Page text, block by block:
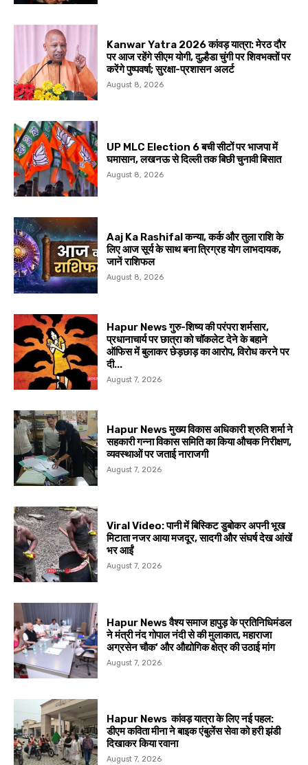
Kanwar Yatra 2026 कांवड़ यात्रा: मेरठ दौर
पर आज रहेंगे सीएम योगी, दुल्हैडा चुंगी पर शिवभक्तों पर
करेंगे पुष्पवर्षा; सुरक्षा-प्रशासन अलर्ट
August 8, 2026
UP MLC Election 6 बची सीटों पर भाजपा में
घमासान, लखनऊ से दिल्ली तक बिछी चुनावी बिसात
August 8, 2026
Aaj Ka Rashifal कन्या, कर्क और तुला राशि के
लिए आज सूर्य के साथ बना त्रिग्रह योग लाभदायक,
जानें राशिफल
August 8, 2026
Hapur News गुरु-शिष्य की परंपरा शर्मसार,
प्रधानाचार्य पर छात्रा को चॉकलेट देने के बहाने
ऑफिस में बुलाकर छेड़छाड़ का आरोप, विरोध करने पर
दी...
August 7, 2026
Hapur News मुख्य विकास अधिकारी श्रुति शर्मा ने
सहकारी गन्ना विकास समिति का किया औचक निरीक्षण,
व्यवस्थाओं पर जताई नाराजगी
August 7, 2026
Viral Video: पानी में बिस्किट डुबोकर अपनी भूख
मिटाता नजर आया मजदूर, सादगी और संघर्ष देख आंखें
भर आईं
August 7, 2026
Hapur News वैश्य समाज हापुड़ के प्रतिनिधिमंडल
ने मंत्री नंद गोपाल नंदी से की मुलाकात, महाराजा
अग्रसेन चौक’ और औद्योगिक क्षेत्र की उठाई मांग
August 7, 2026
Hapur News कांवड़ यात्रा के लिए नई पहल:
डीएम कविता मीना ने बाइक एंबुलेंस सेवा को हरी झंडी
दिखाकर किया रवाना
August 7, 2026